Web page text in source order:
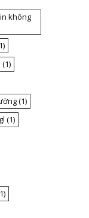
không
(1)
(1)
(1)